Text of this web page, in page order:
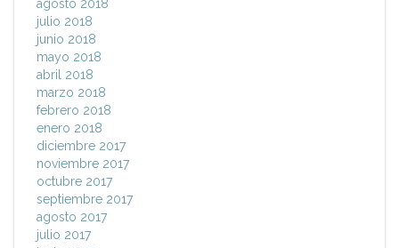
agosto 2018
julio 2018
junio 2018
mayo 2018
abril 2018
marzo 2018
febrero 2018
enero 2018
diciembre 2017
noviembre 2017
octubre 2017
septiembre 2017
agosto 2017
julio 2017